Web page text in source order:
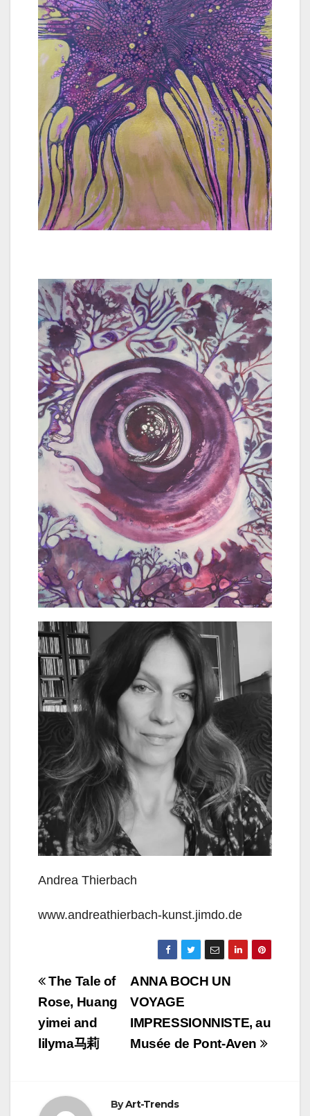
Andrea Thierbach
www.andreathierbach-kunst.jimdo.de
Navigation
de
l’article
ANNA BOCH UN
VOYAGE
IMPRESSIONNISTE, au
Musée de Pont-Aven
The Tale of
Rose, Huang
yimei and
lilyma马莉
ByArt-Trends